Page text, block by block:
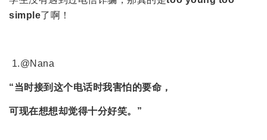
simple了啊！
1.@Nana
“当时接到这个电话时我害怕的要命，
可现在想想却觉得十分好笑。”